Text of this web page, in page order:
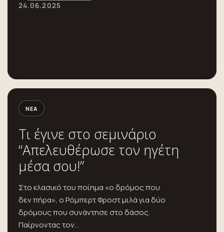
24.06.2025
ΝΈΑ
Τι έγινε στο σεμινάριο
“Απελευθέρωσε τον ηγέτη
μέσα σου!”
Στο κλασικό του ποίημα «ο δρόμος που
δεν πήρα», ο Ρόμπερτ Φροστ μιλά για δύο
δρόμους που συνάντησε στο δάσος.
Παίρνοντας τον...